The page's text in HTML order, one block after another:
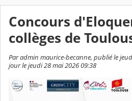
Concours
collèges de
Par admin maurice-becanne, publié le
jour le jeudi 28 mai 2026 09:38